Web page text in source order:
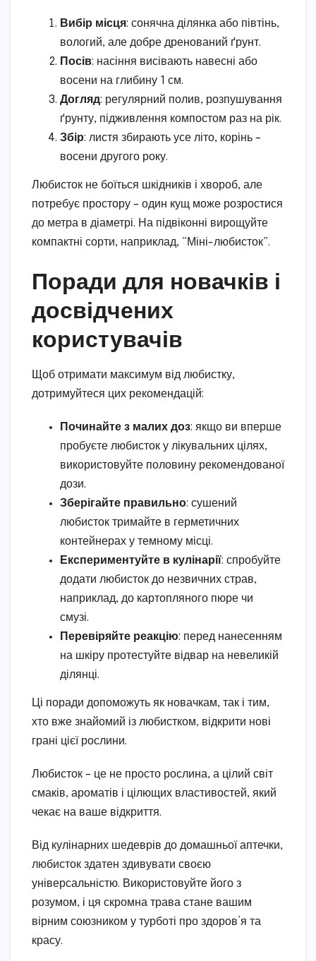
Вибір місця: сонячна ділянка або півтінь,
вологий, але добре дренований ґрунт.
Посів: насіння висівають навесні або
восени на глибину 1 см.
Догляд: регулярний полив, розпушування
ґрунту, підживлення компостом раз на рік.
Збір: листя збирають усе літо, корінь –
восени другого року.
Любисток не боїться шкідників і хвороб, але
потребує простору – один кущ може розростися
до метра в діаметрі. На підвіконні вирощуйте
компактні сорти, наприклад, “Міні-любисток”.
Поради для новачків і
досвідчених
користувачів
Щоб отримати максимум від любистку,
дотримуйтеся цих рекомендацій:
Починайте з малих доз: якщо ви вперше
пробуєте любисток у лікувальних цілях,
використовуйте половину рекомендованої
дози.
Зберігайте правильно: сушений
любисток тримайте в герметичних
контейнерах у темному місці.
Експериментуйте в кулінарії: спробуйте
додати любисток до незвичних страв,
наприклад, до картопляного пюре чи
смузі.
Перевіряйте реакцію: перед нанесенням
на шкіру протестуйте відвар на невеликій
ділянці.
Ці поради допоможуть як новачкам, так і тим,
хто вже знайомий із любистком, відкрити нові
грані цієї рослини.
Любисток – це не просто рослина, а цілий світ
смаків, ароматів і цілющих властивостей, який
чекає на ваше відкриття.
Від кулінарних шедеврів до домашньої аптечки,
любисток здатен здивувати своєю
універсальністю. Використовуйте його з
розумом, і ця скромна трава стане вашим
вірним союзником у турботі про здоров’я та
красу.